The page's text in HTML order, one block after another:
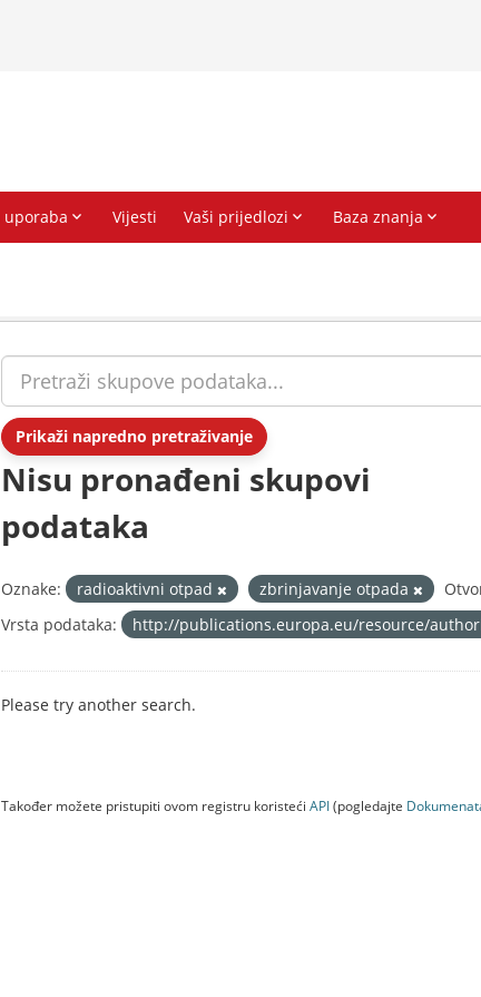
Prikaži napredno pretraživanje
Nisu pronađeni skupovi
podataka
Oznake: radioaktivni otpad zbrinjavanje otpada
Vrsta podataka:
http://publications.europa.eu/resource/
Please try another search.
Također možete pristupiti ovom registru koristeći API(pogledajte